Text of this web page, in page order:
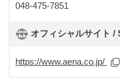
048-475-7851
オフィシャルサイト /
https://www.aena.co.jp/